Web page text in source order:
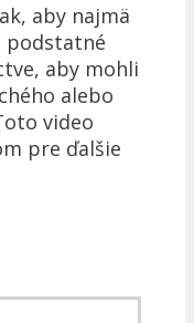
aby najmä
podstatné
aby mohli
alebo
video
pre ďalšie